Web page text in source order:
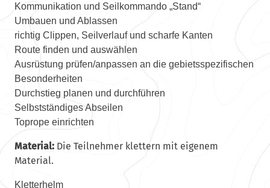
Kommunikation und Seilkommando „Stand“
Umbauen und Ablassen
richtig Clippen, Seilverlauf und scharfe Kanten
Route finden und auswählen
Ausrüstung prüfen/anpassen an die gebietsspezifischen
Besonderheiten
Durchstieg planen und durchführen
Selbstständiges Abseilen
Toprope einrichten
Material:Die Teilnehmer klettern mit eigenem
Material.
Kletterhelm